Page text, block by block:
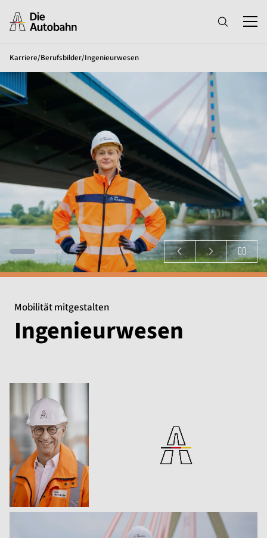
Karriere/Berufsbilder/Ingenieurwesen
Mobilität mitgestalten
Ingenieurwesen